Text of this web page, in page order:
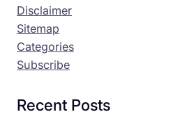
Disclaimer
Sitemap
Categories
Subscribe
Recent Posts